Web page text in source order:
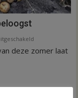
VIDEO
deze zomer laat